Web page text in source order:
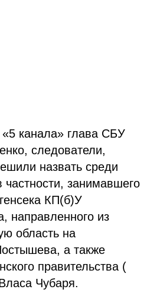
канала» глава СБУ
следователи,
назвать среди
занимавшего
КП(б)У
направленного из
область на
а также
правительства (
Чубаря.